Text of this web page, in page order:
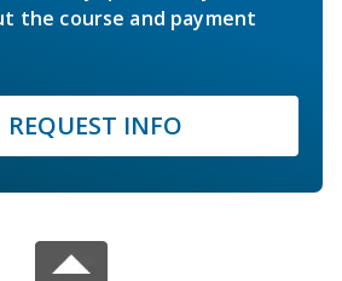
the course and payment
REQUEST INFO